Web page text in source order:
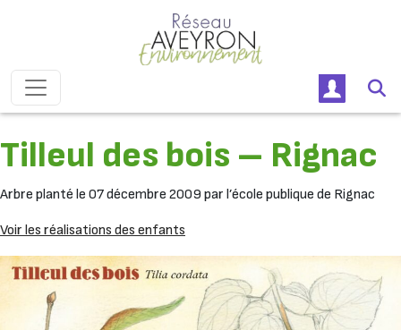
Navigation principale
Tilleul des bois – Rignac
Arbre planté le 07 décembre 2009 par l’école publique de Rignac
Voir les réalisations des enfants